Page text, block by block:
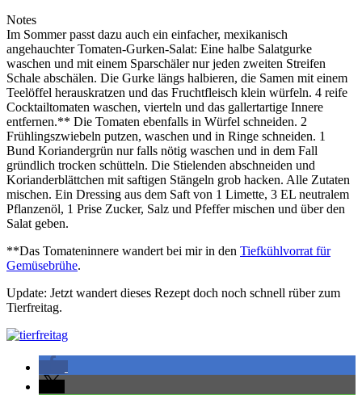
Notes
Im Sommer passt dazu auch ein einfacher, mexikanisch
angehauchter Tomaten-Gurken-Salat: Eine halbe Salatgurke
waschen und mit einem Sparschäler nur jeden zweiten Streifen
Schale abschälen. Die Gurke längs halbieren, die Samen mit einem
Teelöffel herauskratzen und das Fruchtfleisch klein würfeln. 4 reife
Cocktailtomaten waschen, vierteln und das gallertartige Innere
entfernen.** Die Tomaten ebenfalls in Würfel schneiden. 2
Frühlingszwiebeln putzen, waschen und in Ringe schneiden. 1
Bund Koriandergrün nur falls nötig waschen und in dem Fall
gründlich trocken schütteln. Die Stielenden abschneiden und
Korianderblättchen mit saftigen Stängeln grob hacken. Alle Zutaten
mischen. Ein Dressing aus dem Saft von 1 Limette, 3 EL neutralem
Pflanzenöl, 1 Prise Zucker, Salz und Pfeffer mischen und über den
Salat geben.
**Das Tomateninnere wandert bei mir in den Tiefkühlvorrat für
Gemüsebrühe.
Update: Jetzt wandert dieses Rezept doch noch schnell rüber zum
Tierfreitag.